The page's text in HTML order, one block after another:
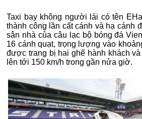
Taxi bay không người lái có tên
thành công lần cất cánh và hạ cánh
sân nhà của câu lạc bộ bóng đá
16 cánh quạt, trọng lượng vào
được trang bị hai ghế hành khách
lên tới 150 km/h trong gần nửa giờ.